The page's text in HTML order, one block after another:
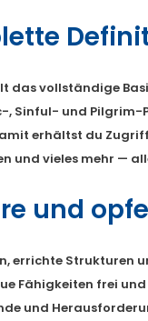
das vollständige
Sinful- und Pilgrim-
erhältst du
und vieles mehr —
und
errichte Strukturen
Fähigkeiten frei
und